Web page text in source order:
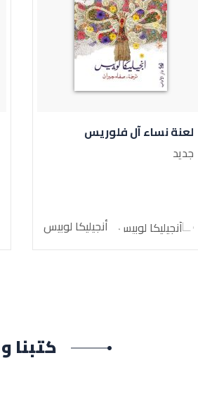
أنجيليكا لوبيس
هناك أنهار
أليف
كتبنا